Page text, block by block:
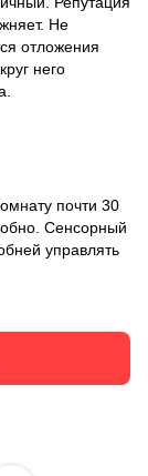
Не
отложения
него
почти 30
Сенсорный
управлять